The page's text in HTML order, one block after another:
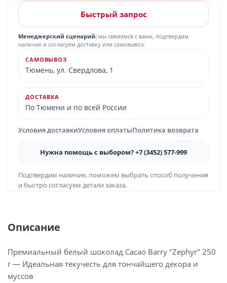
Быстрый запрос
Менеджерский сценарий: мы свяжемся с вами, подтвердим
наличие и согласуем доставку или самовывоз.
САМОВЫВОЗ
Тюмень, ул. Свердлова, 1
ДОСТАВКА
По Тюмени и по всей России
Условия доставкиУсловия оплатыПолитика возврата
Нужна помощь с выбором? +7 (3452) 577-999
Подтвердим наличие, поможем выбрать способ получения
и быстро согласуем детали заказа.
Описание
Премиальный белый шоколад Cacao Barry "Zephyr" 250
г — Идеальная текучесть для тончайшего декора и
муссов